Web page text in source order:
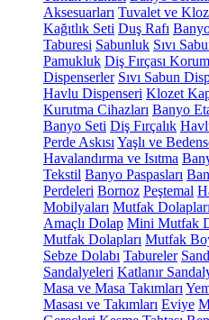
Aksesuarları Tuvalet ve
Kağıtlık Seti Duş Rafı
Taburesi Sabunluk Sıvı
Pamukluk Diş Fırçası
Dispenserler Sıvı Sabun
Havlu Dispenseri Klozet
Kurutma Cihazları Banyo
Banyo Seti Diş Fırçalık
Perde Askısı Yaşlı ve
Havalandırma ve Isıtma
Tekstil Banyo Paspasları
Perdeleri Bornoz Peştemal
Mobilyaları Mutfak Dolapları
Amaçlı Dolap Mini Mutfak
Mutfak Dolapları Mutfak
Sebze Dolabı Tabureler
Sandalyeleri Katlanır
Masa ve Masa Takımları
Masası ve Takımları Eviye